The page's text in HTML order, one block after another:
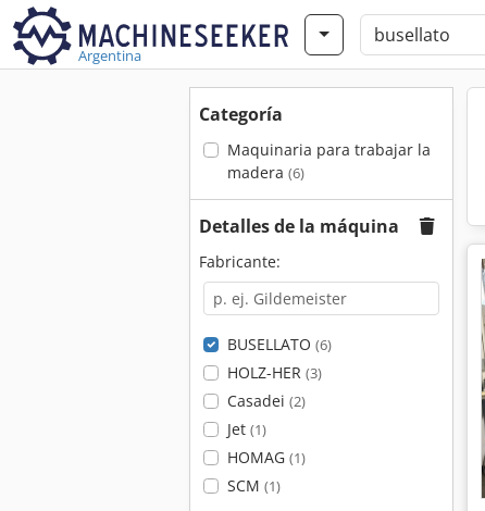
Argentina
Categoría
Maquinaria para trabajar la
madera (6)
Detalles de la máquina
Fabricante:
BUSELLATO (6)
HOLZ-HER (3)
Casadei (2)
Jet (1)
HOMAG (1)
SCM (1)